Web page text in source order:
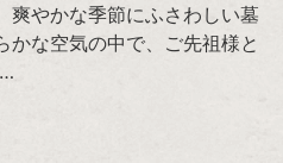
爽やかな季節にふさわしい墓
かな空気の中で、ご先祖様と